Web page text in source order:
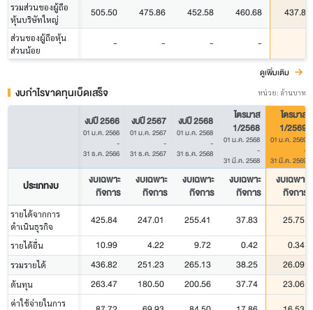
รวมส่วนของผู้ถือ
หุ้นบริษัทใหญ่
505.50 475.86 452.58 460.68 437.87
ส่วนของผู้ถือหุ้น
ส่วนน้อย
- - - -
ดูเพิ่มเติม
งบกำไรขาดทุนเบ็ดเสร็จ หน่วย: ล้านบาท
งบปี 2566
01 ม.ค. 2566
-
31 ธ.ค. 2566
งบปี 2567
01 ม.ค. 2567
-
31 ธ.ค. 2567
งบปี 2568
01 ม.ค. 2568
-
31 ธ.ค. 2568
ไตรมาส
1/2568
01 ม.ค. 2568
-
31 มี.ค. 2568
ไตรมาส
1/2569
01 ม.ค. 2569
-
31 มี.ค. 2569
ประเภทงบ
งบเฉพาะ
กิจการ
งบเฉพาะ
กิจการ
งบเฉพาะ
กิจการ
งบเฉพาะ
กิจการ
งบเฉพาะ
กิจการ
รายได้จากการ
ดำเนินธุรกิจ
425.84 247.01 255.41 37.83 25.75
รายได้อื่น 10.99 4.22 9.72 0.42 0.34
รวมรายได้ 436.82 251.23 265.13 38.25 26.09
ต้นทุน 263.47 180.50 200.56 37.74 23.06
ค่าใช้จ่ายในการ